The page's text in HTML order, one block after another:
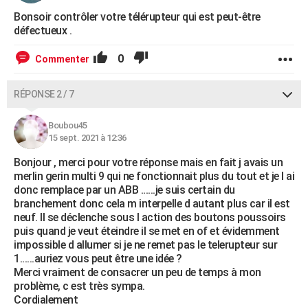
Bonsoir contrôler votre télérupteur qui est peut-être
défectueux .
Commenter 0
RÉPONSE 2 / 7
Boubou45
15 sept. 2021 à 12:36
Bonjour , merci pour votre réponse mais en fait j avais un
merlin gerin multi 9 qui ne fonctionnait plus du tout et je l ai
donc remplace par un ABB ......je suis certain du
branchement donc cela m interpelle d autant plus car il est
neuf. Il se déclenche sous l action des boutons poussoirs
puis quand je veut éteindre il se met en of et évidemment
impossible d allumer si je ne remet pas le telerupteur sur
1......auriez vous peut être une idée ?
Merci vraiment de consacrer un peu de temps à mon
problème, c est très sympa.
Cordialement